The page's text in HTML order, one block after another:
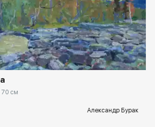
ekb.rakovgallery.ru
70 см
Александр Бурак